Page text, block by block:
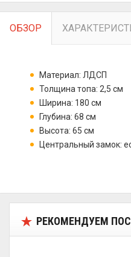
ОБЗОР
Материал: ЛДСП
Толщина топа: 2,5 см
Ширина: 180 см
Глубина: 68 см
Высота: 65 см
Центральный замок:
РЕКОМЕНДУЕМ